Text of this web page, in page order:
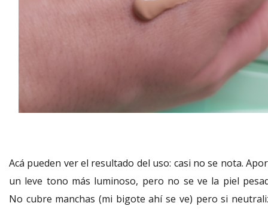
Acá pueden ver el resultado del uso: casi no se nota.
un leve tono más luminoso, pero no se ve la piel
No cubre manchas (mi bigote ahí se ve) pero si